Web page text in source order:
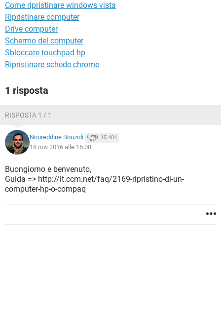
Come ripristinare windows vista
Ripristinare computer
Drive computer
Schermo del computer
Sbloccare touchpad hp
Ripristinare schede chrome
1 risposta
RISPOSTA 1 / 1
Noureddine Bouzidi 15.404
18 nov 2016 alle 16:08
Buongiorno e benvenuto,
Guida => http://it.ccm.net/faq/2169-ripristino-di-un-
computer-hp-o-compaq